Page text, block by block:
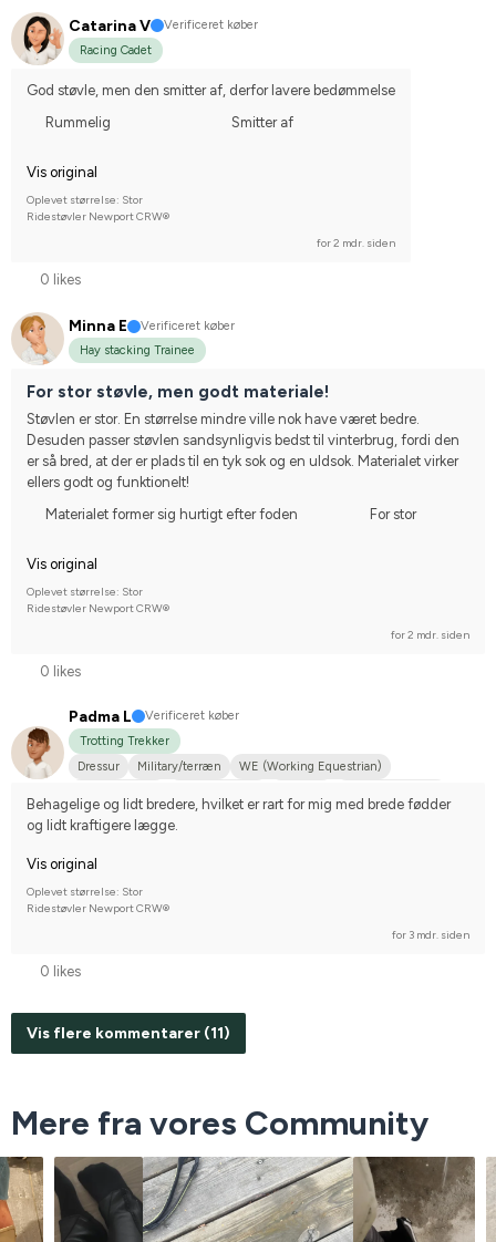
Catarina V
Verificeret køber
Racing Cadet
God støvle, men den smitter af, derfor lavere bedømmelse
Rummelig
Smitter af
Vis original
Oplevet størrelse: Stor
Ridestøvler Newport CRW®
for 2 mdr. siden
0 likes
Minna E
Verificeret køber
Hay stacking Trainee
For stor støvle, men godt materiale!
Støvlen er stor. En størrelse mindre ville nok have været bedre.
Desuden passer støvlen sandsynligvis bedst til vinterbrug, fordi den
er så bred, at der er plads til en tyk sok og en uldsok. Materialet virker
ellers godt og funktionelt!
Materialet former sig hurtigt efter foden
For stor
Vis original
Oplevet størrelse: Stor
Ridestøvler Newport CRW®
for 2 mdr. siden
0 likes
Padma L
Verificeret køber
Trotting Trekker
Dressur
Military/terræn
WE (Working Equestrian)
Arabisk fuldblod (OX)
Islandsk hest
Nej, jeg starter ikke stævner
Behagelige og lidt bredere, hvilket er rart for mig med brede fødder
og lidt kraftigere lægge.
Vis original
Oplevet størrelse: Stor
Ridestøvler Newport CRW®
for 3 mdr. siden
0 likes
Vis flere kommentarer (11)
Mere fra vores Community